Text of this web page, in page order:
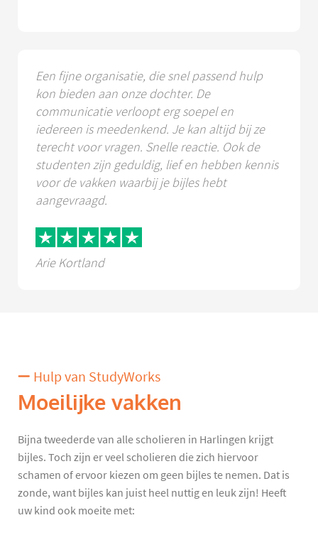
Een fijne organisatie, die snel passend hulp
kon bieden aan onze dochter. De
communicatie verloopt erg soepel en
iedereen is meedenkend. Je kan altijd bij ze
terecht voor vragen. Snelle reactie. Ook de
studenten zijn geduldig, lief en hebben kennis
voor de vakken waarbij je bijles hebt
aangevraagd.
Arie Kortland
Hulp van StudyWorks
Moeilijke vakken
Bijna tweederde van alle scholieren in Harlingen krijgt
bijles. Toch zijn er veel scholieren die zich hiervoor
schamen of ervoor kiezen om geen bijles te nemen. Dat is
zonde, want bijles kan juist heel nuttig en leuk zijn! Heeft
uw kind ook moeite met: